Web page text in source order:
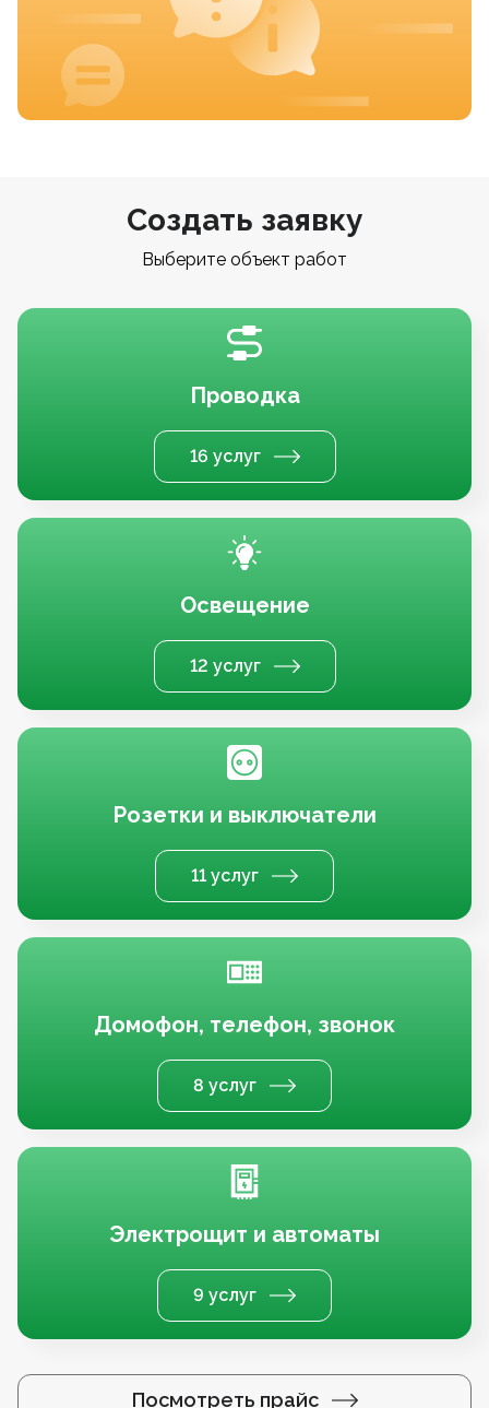
Создать заявку
Выберите объект работ
Проводка
16 услуг
Освещение
12 услуг
Розетки и выключатели
11 услуг
Домофон, телефон, звонок
8 услуг
Электрощит и автоматы
9 услуг
Посмотреть прайс